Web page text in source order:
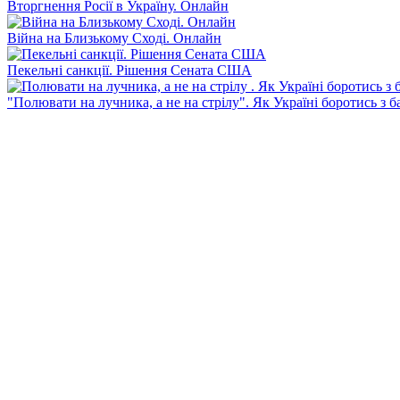
Вторгнення Росії в Україну. Онлайн
Війна на Близькому Сході. Онлайн
Пекельні санкції. Рішення Сената США
"Полювати на лучника, а не на стрілу". Як Україні боротись з